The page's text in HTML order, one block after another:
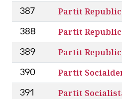
387 Partit
388 Partit
389 Partit
390 Partit
391 Partit